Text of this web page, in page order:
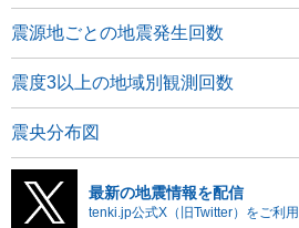
震源地ごとの地震発生回数
震度3以上の地域別観測回数
震央分布図
最新の地震情報を配信
tenki.jp公式X（旧Twitter）をご利用